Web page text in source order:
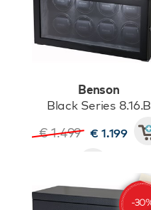
Benson
Black Series 8.16.B
€ 1.499 € 1.199